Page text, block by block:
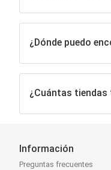
¿Dónde puedo
¿Cuántas tiendas
Información
Preguntas frecuentes